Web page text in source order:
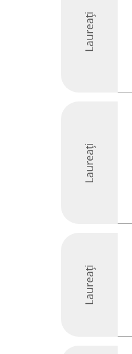
Laureați
Laureați
Laureați